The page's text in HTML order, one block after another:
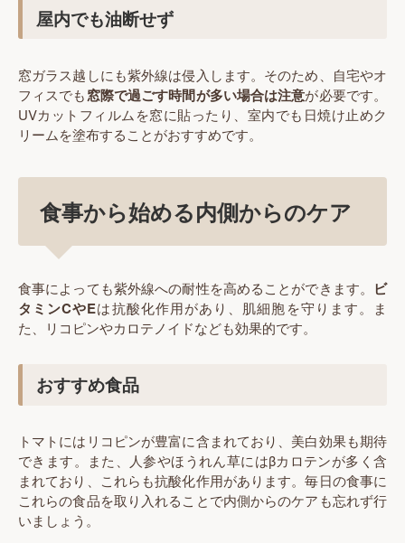
屋内でも油断せず
窓ガラス越しにも紫外線は侵入します。そのため、自宅やオ
フィスでも窓際で過ごす時間が多い場合は注意が必要です。
UVカットフィルムを窓に貼ったり、室内でも日焼け止めク
リームを塗布することがおすすめです。
食事から始める内側からのケア
食事によっても紫外線への耐性を高めることができます。 ビ
タミンCやEは抗酸化作用があり、肌細胞を守ります。ま
た、リコピンやカロテノイドなども効果的です。
おすすめ食品
トマトにはリコピンが豊富に含まれており、美白効果も期待
できます。また、人参やほうれん草にはβカロテンが多く含
まれており、これらも抗酸化作用があります。毎日の食事に
これらの食品を取り入れることで内側からのケアも忘れず行
いましょう。